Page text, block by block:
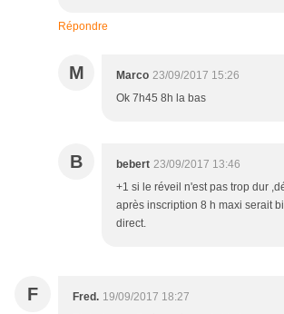
Répondre
M Marco 23/09/2017 15:26
Ok 7h45 8h la bas
B bebert 23/09/2017 13:46
+1 si le réveil n'est pas trop dur
après inscription 8 h maxi serait
direct.
F Fred. 19/09/2017 18:27